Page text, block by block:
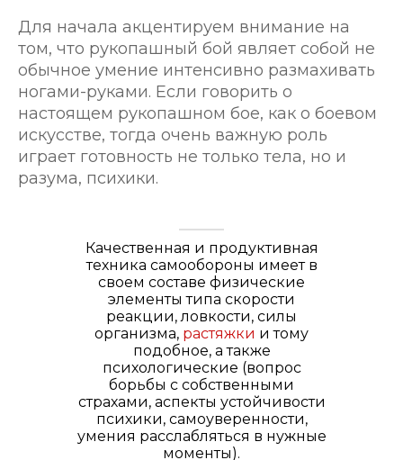
Для начала акцентируем внимание на
том, что рукопашный бой являет собой не
обычное умение интенсивно размахивать
ногами-руками. Если говорить о
настоящем рукопашном бое, как о боевом
искусстве, тогда очень важную роль
играет готовность не только тела, но и
разума, психики.
Качественная и продуктивная
техника самообороны имеет в
своем составе физические
элементы типа скорости
реакции, ловкости, силы
организма, растяжки и тому
подобное, а также
психологические (вопрос
борьбы с собственными
страхами, аспекты устойчивости
психики, самоуверенности,
умения расслабляться в нужные
моменты).